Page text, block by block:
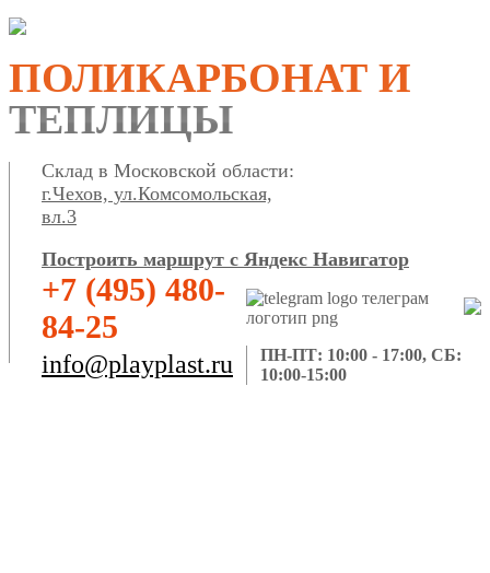
ПОЛИКАРБОНАТ И
ТЕПЛИЦЫ
Склад в Московской области:
г.Чехов, ул.Комсомольская,
вл.3
Построить маршрут с Яндекс Навигатор
+7 (495) 480-
84-25
info@playplast.ru
ПН-ПТ: 10:00 - 17:00, СБ:
10:00-15:00